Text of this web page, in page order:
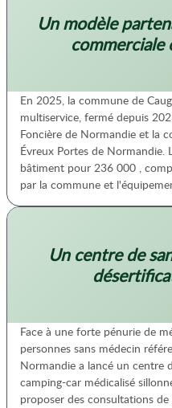
Un modèle
En 2025, la commune de
multiservice, fermé depuis
Foncière de Normandie et la
Évreux Portes de Normandie.
bâtiment pour 236 000 ,
par la commune et
Un centre de
Face à une forte pénurie de
personnes sans médecin
Normandie a lancé un centre
camping-car médicalisé
proposer des consultations de